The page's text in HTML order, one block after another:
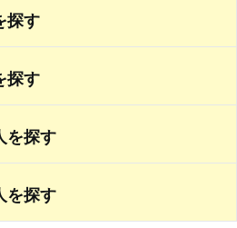
探す
探す
を探す
を探す